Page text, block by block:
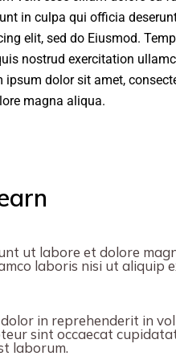
in culpa qui officia
elit, sed do Eiusmod.
nostrud exercitation
ipsum dolor sit amet,
magna aliqua.
ut labore et dolore
laboris nisi ut aliquip
in reprehenderit in
sint occaecat
laborum.